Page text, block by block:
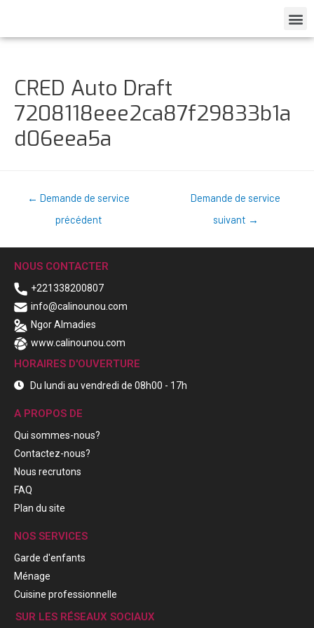
CRED Auto Draft
7208118eee2ca87f29833b1a
d06eea5a
← Demande de service
précédent
Demande de service
suivant →
NOUS CONTACTER
+221338200807
info@calinounou.com
Ngor Almadies
www.calinounou.com
HORAIRES D'OUVERTURE
Du lundi au vendredi de 08h00 - 17h
A PROPOS DE
Qui sommes-nous?
Contactez-nous?
Nous recrutons
FAQ
Plan du site
NOS SERVICES
Garde d'enfants
Ménage
Cuisine professionnelle
SUR LES RÉSEAUX SOCIAUX